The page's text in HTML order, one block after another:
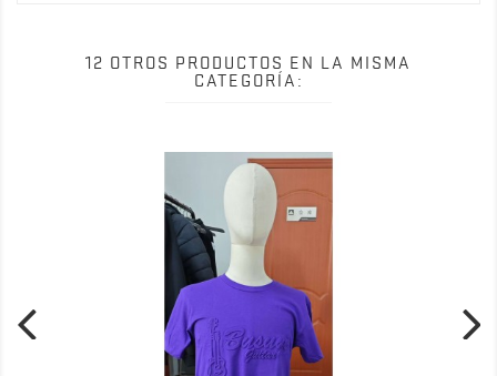
12 OTROS PRODUCTOS EN LA MISMA
CATEGORÍA: